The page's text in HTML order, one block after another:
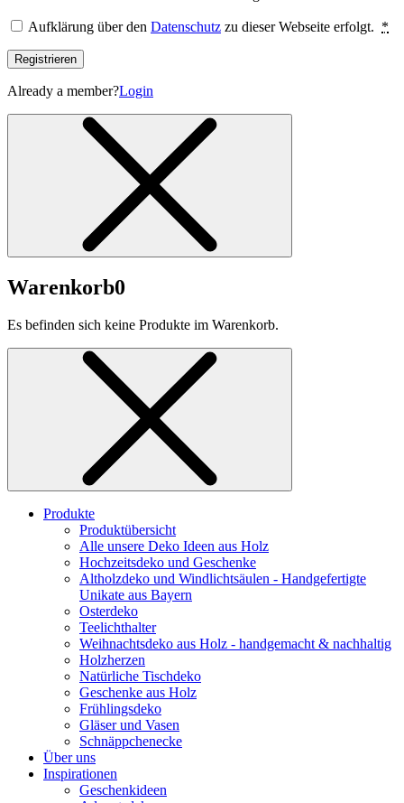
Aufklärung über den Datenschutz zu dieser Webseite erfolgt. *
Registrieren
Already a member?Login
Warenkorb0
Es befinden sich keine Produkte im Warenkorb.
Produkte
Produktübersicht
Alle unsere Deko Ideen aus Holz
Hochzeitsdeko und Geschenke
Altholzdeko und Windlichtsäulen - Handgefertigte
Unikate aus Bayern
Osterdeko
Teelichthalter
Weihnachts­deko aus Holz - handgemacht & nachhaltig
Holzherzen
Natürliche Tischdeko
Geschenke aus Holz
Frühlingsdeko
Gläser und Vasen
Schnäppchenecke
Über uns
Inspirationen
Geschenkideen